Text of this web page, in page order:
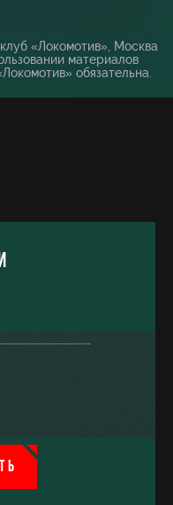
«Локомотив», Москва
материалов
обязательна.